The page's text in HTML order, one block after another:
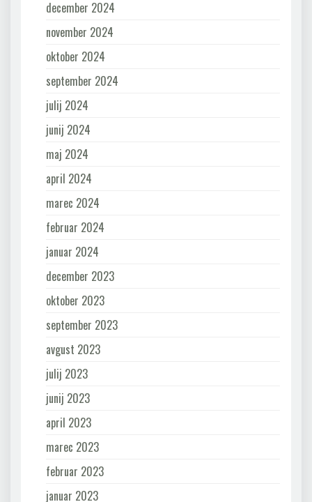
december 2024
november 2024
oktober 2024
september 2024
julij 2024
junij 2024
maj 2024
april 2024
marec 2024
februar 2024
januar 2024
december 2023
oktober 2023
september 2023
avgust 2023
julij 2023
junij 2023
april 2023
marec 2023
februar 2023
januar 2023